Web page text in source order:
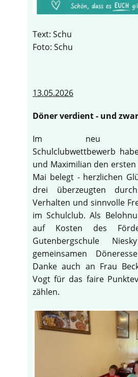
Text: Schu
Foto: Schu
13.05.2026
Döner verdient - und
Im neu
Schulclubwettbewerb
und Maximilian den
Mai belegt - herzlichen
drei überzeugten
Verhalten und sinnvolle
im Schulclub. Als
auf Kosten des
Gutenbergschule
gemeinsamen
Danke auch an Frau
Vogt für das faire
zählen.